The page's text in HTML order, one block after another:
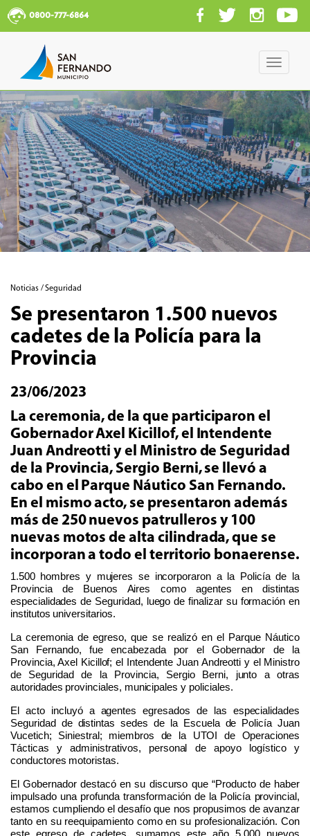
0800-777-6864
Toggle
Noticias / Seguridad
Se presentaron 1.500 nuevos
cadetes de la Policía para la
Provincia
23/06/2023
La ceremonia, de la que participaron el
Gobernador Axel Kicillof, el Intendente
Juan Andreotti y el Ministro de Seguridad
de la Provincia, Sergio Berni, se llevó a
cabo en el Parque Náutico San Fernando.
En el mismo acto, se presentaron además
más de 250 nuevos patrulleros y 100
nuevas motos de alta cilindrada, que se
incorporan a todo el territorio bonaerense.
1.500 hombres y mujeres se incorporaron a la Policía de la
Provincia de Buenos Aires como agentes en distintas
especialidades de Seguridad, luego de finalizar su formación en
institutos universitarios.
La ceremonia de egreso, que se realizó en el Parque Náutico
San Fernando, fue encabezada por el Gobernador de la
Provincia, Axel Kicillof; el Intendente Juan Andreotti y el Ministro
de Seguridad de la Provincia, Sergio Berni, junto a otras
autoridades provinciales, municipales y policiales.
El acto incluyó a agentes egresados de las especialidades
Seguridad de distintas sedes de la Escuela de Policía Juan
Vucetich; Siniestral; miembros de la UTOI de Operaciones
Tácticas y administrativos, personal de apoyo logístico y
conductores motoristas.
El Gobernador destacó en su discurso que “Producto de haber
impulsado una profunda transformación de la Policía provincial,
estamos cumpliendo el desafío que nos propusimos de avanzar
tanto en su reequipamiento como en su profesionalización. Con
este egreso de cadetes, sumamos este año 5.000 nuevos